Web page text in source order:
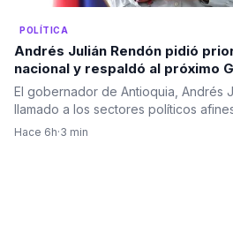
POLÍTICA
Andrés Julián Rendón pidió
nacional y respaldó al próximo
principios del Centro
El gobernador de Antioquia, Andrés
llamado a los sectores políticos
Hace 6h·3 min